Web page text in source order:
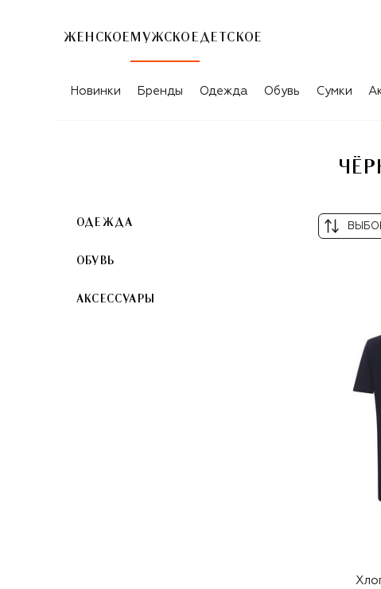
ЖЕНСКОЕ МУЖСКОЕ ДЕТСКОЕ
ЧЁРНЫЕ ТОВАРЫ ДЛЯ МУЖЧИН
Новинки Бренды Одежда Обувь Сумки
ОДЕЖДА
ОБУВЬ
АКСЕССУАРЫ